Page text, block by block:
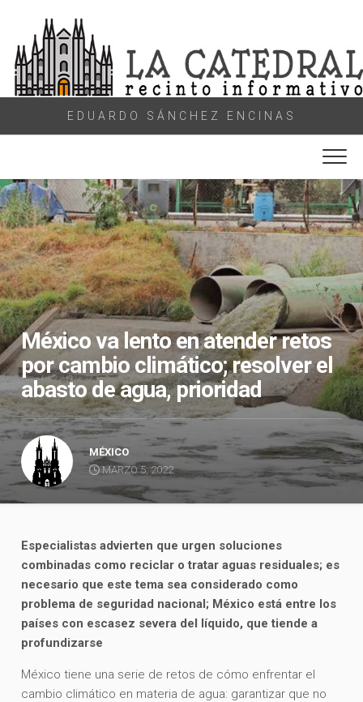
content
EDUARDO SÁNCHEZ ENCINAS
México va lento en atender retos
por cambio climático; resolver el
abasto de agua, prioridad
MÉXICO
MARZO 5, 2022
Especialistas advierten que urgen soluciones
combinadas como reciclar o tratar aguas residuales; es
necesario que este tema sea considerado como
problema de seguridad nacional; México está entre los
países con escasez severa del líquido, que tiende a
profundizarse
México tiene una serie de retos de cómo enfrentar el
cambio climático en materia de agua: garantizar que no